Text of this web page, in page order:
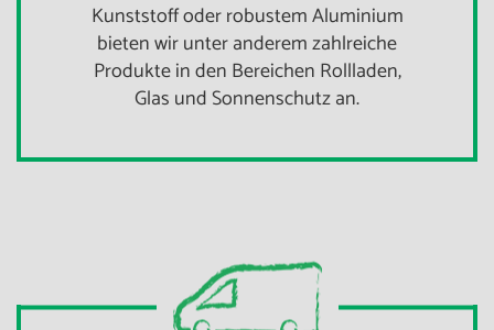
Kunststoff oder robustem Aluminium
bieten wir unter anderem zahlreiche
Produkte in den Bereichen Rollladen,
Glas und Sonnenschutz an.